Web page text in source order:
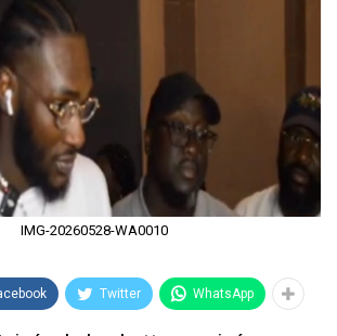
IMG-20260528-WA0010
Twitter WhatsApp